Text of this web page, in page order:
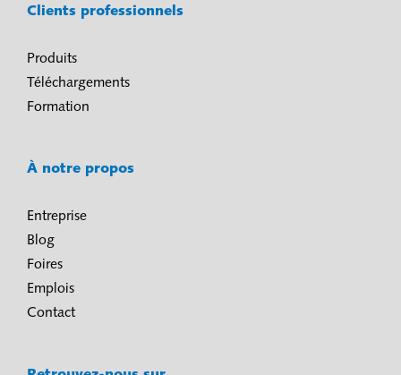
Clients professionnels
Produits
Téléchargements
Formation
À notre propos
Entreprise
Blog
Foires
Emplois
Contact